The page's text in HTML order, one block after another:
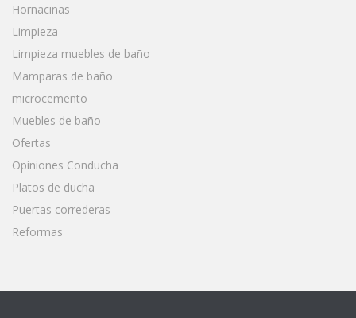
Hornacinas
Limpieza
Limpieza muebles de baño
Mamparas de baño
microcemento
Muebles de baño
Ofertas
Opiniones Conducha
Platos de ducha
Puertas correderas
Reformas